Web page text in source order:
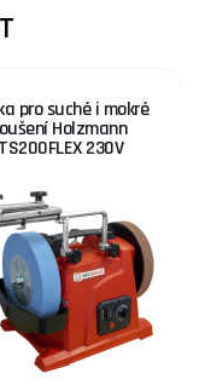
pro suché i mokré
Holzmann
230V